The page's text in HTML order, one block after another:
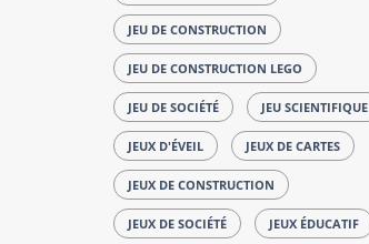
JEU DE CONSTRUCTION
JEU DE CONSTRUCTION LEGO
JEU DE SOCIÉTÉ JEU SCIENTIFIQUE
JEUX D'ÉVEIL JEUX DE CARTES
JEUX DE CONSTRUCTION
JEUX DE SOCIÉTÉ JEUX ÉDUCATIF